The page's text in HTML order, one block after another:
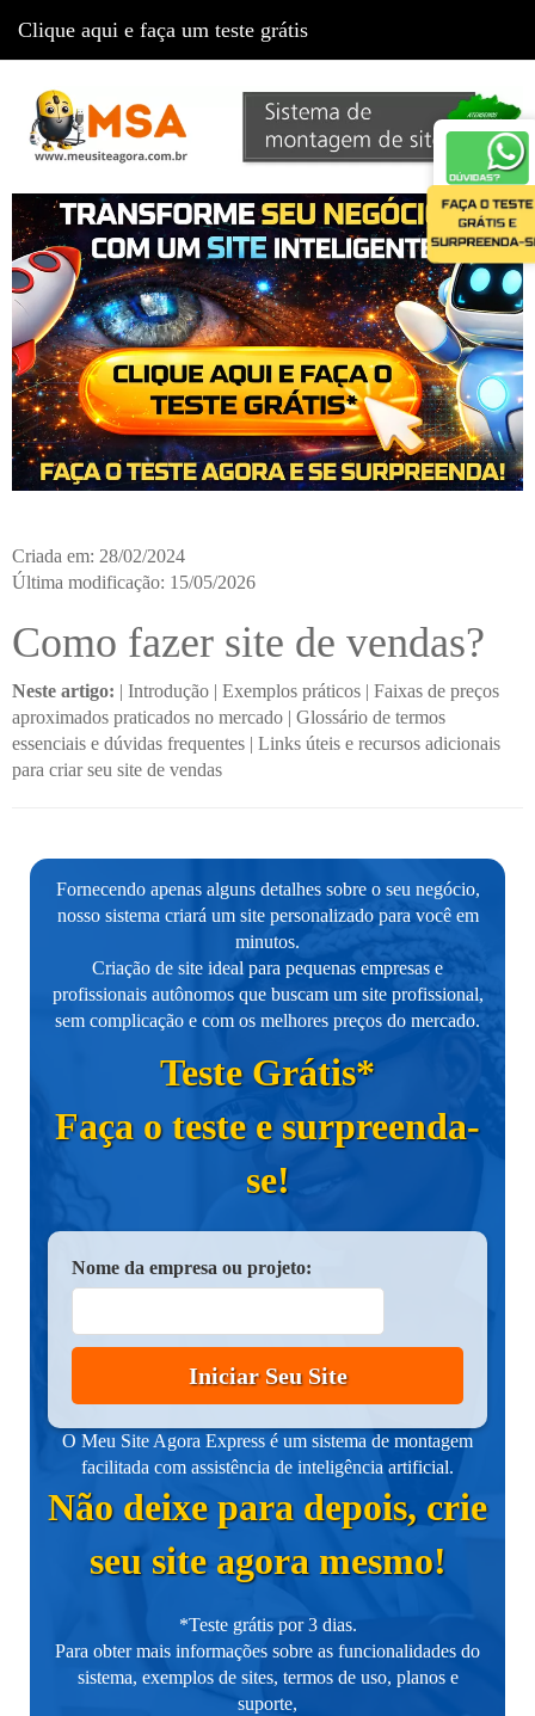
Criada em: 28/02/2024
Última modificação: 15/05/2026
Como fazer site de vendas?
Neste artigo: | Introdução | Exemplos práticos | Faixas de preços
aproximados praticados no mercado | Glossário de termos
essenciais e dúvidas frequentes | Links úteis e recursos adicionais
para criar seu site de vendas
Fornecendo apenas alguns detalhes sobre o seu negócio,
nosso sistema criará um site personalizado para você em
minutos.
Criação de site ideal para pequenas empresas e
profissionais autônomos que buscam um site profissional,
sem complicação e com os melhores preços do mercado.
Teste Grátis*
Faça o teste e surpreenda-
se!
Nome da empresa ou projeto:
Iniciar Seu Site
O Meu Site Agora Express é um sistema de montagem
facilitada com assistência de inteligência artificial.
Não deixe para depois, crie
seu site agora mesmo!
*Teste grátis por 3 dias.
Para obter mais informações sobre as funcionalidades do
sistema, exemplos de sites, termos de uso, planos e
suporte,
Clique aqui e faça um teste grátis